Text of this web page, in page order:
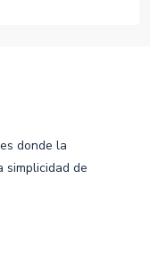
donde la
simplicidad de